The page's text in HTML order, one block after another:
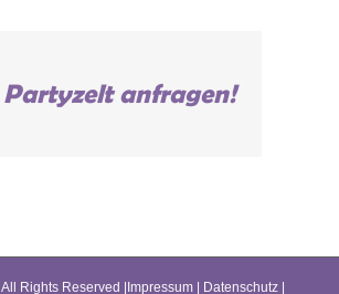
Partyzelt anfragen!
Rights Reserved | Impressum| Datenschutz|